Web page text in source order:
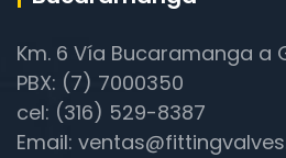
Km. 6 Vía Bucaramanga a
PBX: (7) 7000350
cel: (316) 529-8387
Email: